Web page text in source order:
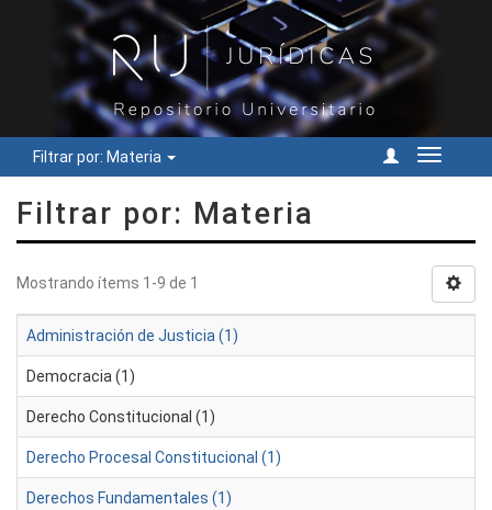
Filtrar por: Materia
Cambiar
Filtrar por: Materia
Mostrando ítems 1-9 de 1
Administración de Justicia (1)
Democracia (1)
Derecho Constitucional (1)
Derecho Procesal Constitucional (1)
Derechos Fundamentales (1)